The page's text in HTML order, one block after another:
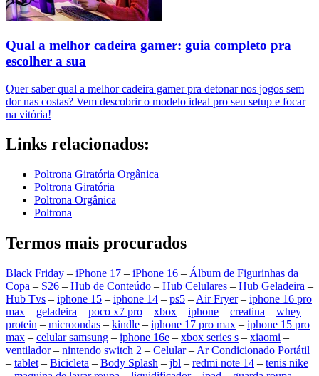
Qual a melhor cadeira gamer: guia completo pra
escolher a sua
Quer saber qual a melhor cadeira gamer pra detonar nos jogos sem
dor nas costas? Vem descobrir o modelo ideal pro seu setup e focar
na vitória!
Links relacionados:
Poltrona Giratória Orgânica
Poltrona Giratória
Poltrona Orgânica
Poltrona
Termos mais procurados
Black Friday – iPhone 17 – iPhone 16 – Álbum de Figurinhas da
Copa – S26 – Hub de Conteúdo – Hub Celulares – Hub Geladeira –
Hub Tvs – iphone 15 – iphone 14 – ps5 – Air Fryer– iphone 16 pro
max – geladeira – poco x7 pro – xbox – iphone – creatina – whey
protein – microondas – kindle – iphone 17 pro max – iphone 15 pro
max – celular samsung – iphone 16e – xbox series s – xiaomi –
ventilador– nintendo switch 2 – Celular– Ar Condicionado Portátil
– tablet – Bicicleta – Body Splash – jbl – redmi note 14 – tenis nike